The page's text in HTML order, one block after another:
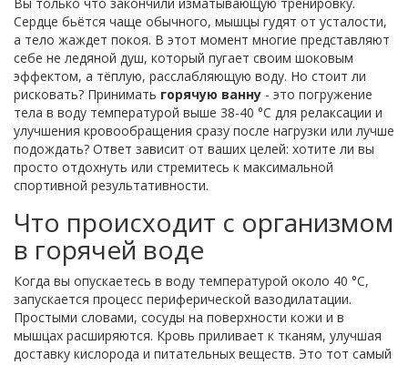
Сердце бьётся чаще обычного, мышцы гудят от усталости,
а тело жаждет покоя. В этот момент многие представляют
себе не ледяной душ, который пугает своим шоковым
эффектом, а тёплую, расслабляющую воду. Но стоит ли
рисковать? Принимать горячую ванну - это погружение
тела в воду температурой выше 38-40 °C для релаксации и
улучшения кровообращения сразу после нагрузки или лучше
подождать? Ответ зависит от ваших целей: хотите ли вы
просто отдохнуть или стремитесь к максимальной
спортивной результативности.
Что происходит с организмом
в горячей воде
Когда вы опускаетесь в воду температурой около 40 °C,
запускается процесс периферической вазодилатации.
Простыми словами, сосуды на поверхности кожи и в
мышцах расширяются. Кровь приливает к тканям, улучшая
доставку кислорода и питательных веществ. Это тот самый